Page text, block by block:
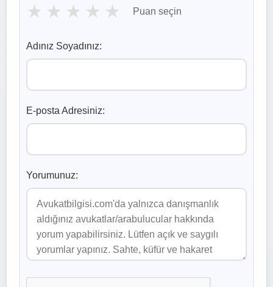
★ ★ ★ ★ ★ Puan seçin
Adınız Soyadınız:
E-posta Adresiniz:
Yorumunuz: